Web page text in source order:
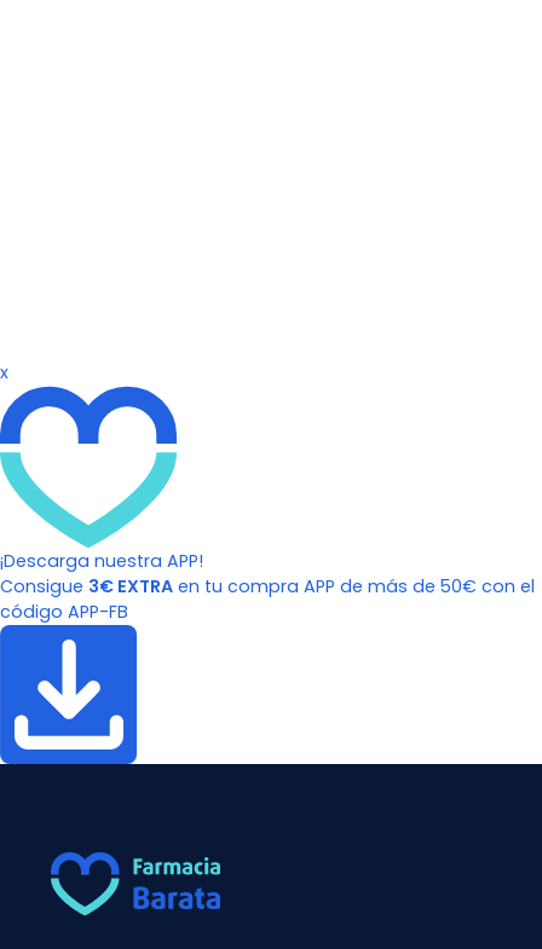
x
¡Descarga nuestra APP!
Consigue 3€ EXTRA en tu compra APP de más de 50€ con el
código APP-FB